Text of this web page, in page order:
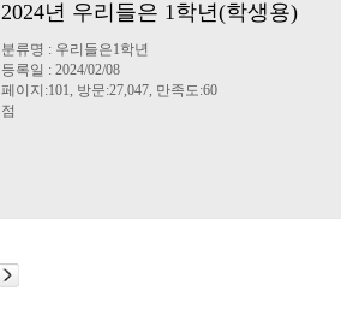
2024년 우리들은 1학년(학생용)
분류명 : 우리들은1학년
등록일 : 2024/02/08
페이지:101, 방문:27,047, 만족도:60
점